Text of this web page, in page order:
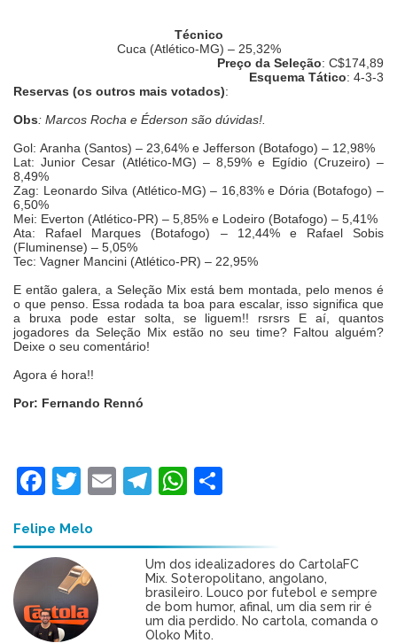
Técnico
Cuca (Atlético-MG) – 25,32%
Preço da Seleção: C$174,89
Esquema Tático: 4-3-3
Reservas (os outros mais votados):
Obs: Marcos Rocha e Éderson são dúvidas!.
Gol: Aranha (Santos) – 23,64% e Jefferson (Botafogo) – 12,98%
Lat: Junior Cesar (Atlético-MG) – 8,59% e Egídio (Cruzeiro) –
8,49%
Zag: Leonardo Silva (Atlético-MG) – 16,83% e Dória (Botafogo) –
6,50%
Mei: Everton (Atlético-PR) – 5,85% e Lodeiro (Botafogo) – 5,41%
Ata: Rafael Marques (Botafogo) – 12,44% e Rafael Sobis
(Fluminense) – 5,05%
Tec: Vagner Mancini (Atlético-PR) – 22,95%
E então galera, a Seleção Mix está bem montada, pelo menos é
o que penso. Essa rodada ta boa para escalar, isso significa que
a bruxa pode estar solta, se liguem!! rsrsrs E aí, quantos
jogadores da Seleção Mix estão no seu time? Faltou alguém?
Deixe o seu comentário!
Agora é hora!!
Por: Fernando Rennó
Facebook
Twitter
EmailTelegram
WhatsApp
Felipe Melo
Um dos idealizadores do CartolaFC
Mix. Soteropolitano, angolano,
brasileiro. Louco por futebol e sempre
de bom humor, afinal, um dia sem rir é
um dia perdido. No cartola, comanda o
Oloko Mito.